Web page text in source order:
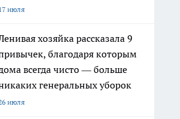
июля
хозяйка рассказала 9
благодаря которым
всегда чисто — больше
генеральных уборок
июля